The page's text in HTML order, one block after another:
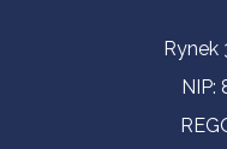
Informacje
Rynek
NIP: